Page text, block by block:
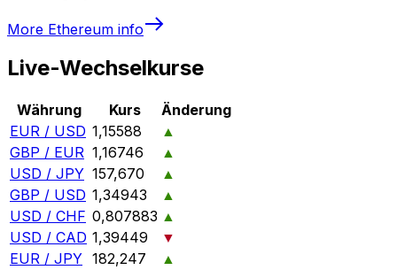
More Ethereum info
Live-Wechselkurse
Währung Kurs
Änderung
EUR / USD 1,15588
▲
GBP / EUR 1,16746
▲
USD / JPY 157,670
▲
GBP / USD 1,34943
▲
USD / CHF 0,807883 ▲
USD / CAD 1,39449
▼
EUR / JPY 182,247
▲